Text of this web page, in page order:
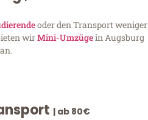
oder den Transport weniger
wirMini-Umzügein Augsburg
| ab 80€